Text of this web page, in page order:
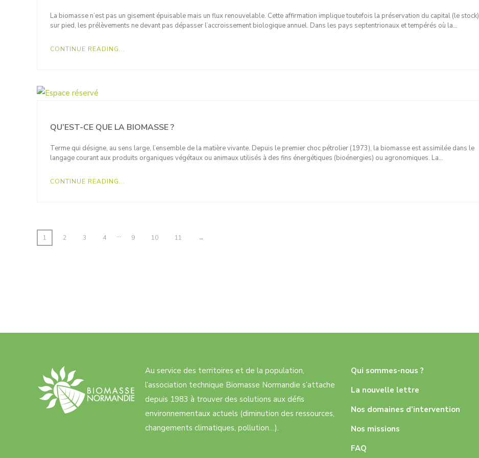
La biomasse n’est pas un gisement épuisable mais un flux renouvelable. Cette affirmation implique toutefois la préservation du capital (le stock)
sur pied, les prélèvements ne devant pas dépasser l’accroissement biologique annuel. Dans les pays septentrionaux et tempérés où la…
CONTINUE READING...
QU’EST-CE QUE LA BIOMASSE ?
Terme qui désigne, au sens large, l’ensemble de la matière vivante. Depuis le premier choc pétrolier (1973), la biomasse est assimilée dans le
langage courant aux produits organiques végétaux ou animaux utilisés à des fins énergétiques (bioénergies) ou agronomiques. La…
CONTINUE READING...
1 2 3 4 … 9 10 11 →
Au service des territoires et de la population,
l’association technique Biomasse Normandie s’attache
depuis 1983 à trouver des solutions aux défis
environnementaux actuels (diminution des ressources,
changements climatiques, pollution…).
Qui sommes-nous ?
La nouvelle lettre
Nos domaines d’intervention
Nos missions
FAQ